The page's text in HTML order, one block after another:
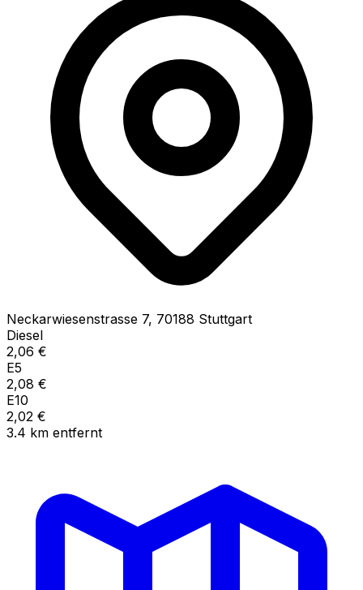
Neckarwiesenstrasse 7, 70188 Stuttgart
Diesel
2,06 €
E5
2,08 €
E10
2,02 €
3.4 km entfernt